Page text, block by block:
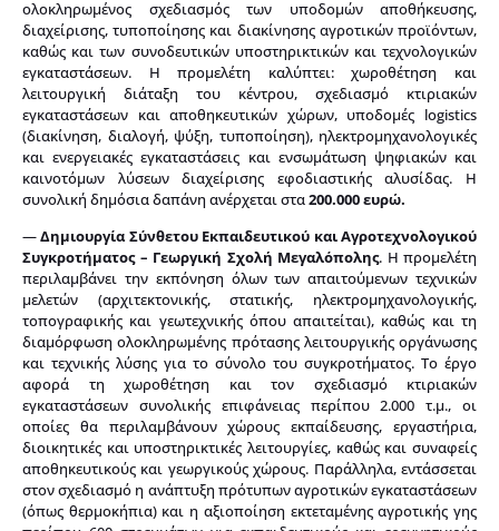
ολοκληρωμένος σχεδιασμός των υποδομών αποθήκευσης,
διαχείρισης, τυποποίησης και διακίνησης αγροτικών προϊόντων,
καθώς και των συνοδευτικών υποστηρικτικών και τεχνολογικών
εγκαταστάσεων. Η προμελέτη καλύπτει: χωροθέτηση και
λειτουργική διάταξη του κέντρου, σχεδιασμό κτιριακών
εγκαταστάσεων και αποθηκευτικών χώρων, υποδομές logistics
(διακίνηση, διαλογή, ψύξη, τυποποίηση), ηλεκτρομηχανολογικές
και ενεργειακές εγκαταστάσεις και ενσωμάτωση ψηφιακών και
καινοτόμων λύσεων διαχείρισης εφοδιαστικής αλυσίδας. Η
συνολική δημόσια δαπάνη ανέρχεται στα200.000 ευρώ.
—Δημιουργία Σύνθετου Εκπαιδευτικού και Αγροτεχνολογικού
Συγκροτήματος – Γεωργική Σχολή Μεγαλόπολης. Η προμελέτη
περιλαμβάνει την εκπόνηση όλων των απαιτούμενων τεχνικών
μελετών (αρχιτεκτονικής, στατικής, ηλεκτρομηχανολογικής,
τοπογραφικής και γεωτεχνικής όπου απαιτείται), καθώς και τη
διαμόρφωση ολοκληρωμένης πρότασης λειτουργικής οργάνωσης
και τεχνικής λύσης για το σύνολο του συγκροτήματος. Το έργο
αφορά τη χωροθέτηση και τον σχεδιασμό κτιριακών
εγκαταστάσεων συνολικής επιφάνειας περίπου 2.000 τ.μ., οι
οποίες θα περιλαμβάνουν χώρους εκπαίδευσης, εργαστήρια,
διοικητικές και υποστηρικτικές λειτουργίες, καθώς και συναφείς
αποθηκευτικούς και γεωργικούς χώρους. Παράλληλα, εντάσσεται
στον σχεδιασμό η ανάπτυξη πρότυπων αγροτικών εγκαταστάσεων
(όπως θερμοκήπια) και η αξιοποίηση εκτεταμένης αγροτικής γης